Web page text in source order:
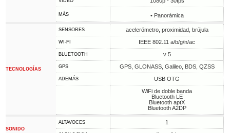
MÁS • Panorámica
TECNOLOGÍAS
SENSORES acelerómetro, proximidad, brújula
WI-FI IEEE 802.11 a/b/g/n/ac
BLUETOOTH v 5
GPS GPS, GLONASS, Galileo, BDS, QZSS
ADEMÁS
USB OTG
WiFi de doble banda
Bluetooth LE
Bluetooth aptX
Bluetooth A2DP
SONIDO
ALTAVOCES 1